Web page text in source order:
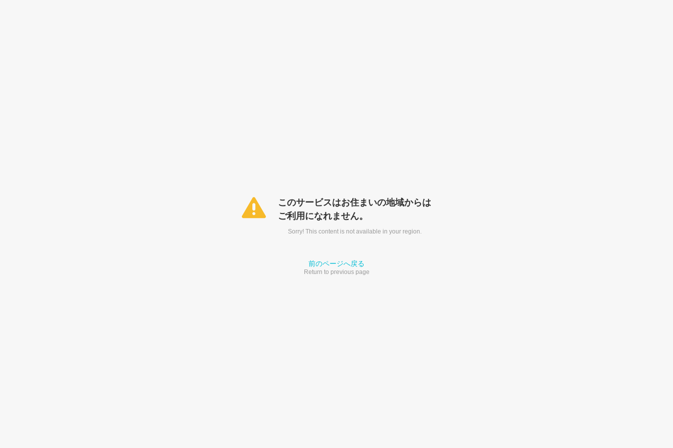
このサービスはお住まいの地域からは
ご利用になれません。
Sorry! This content is not available in your region.
前のページへ戻る
Return to previous page